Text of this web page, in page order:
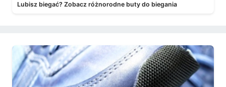
Lubisz biegać? Zobacz różnorodne buty do biegania